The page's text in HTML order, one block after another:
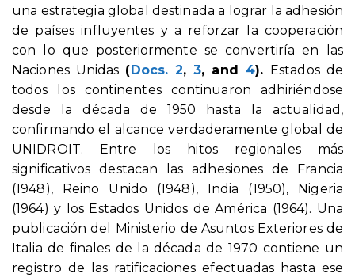
una estrategia global destinada a lograr la adhesión
de países influyentes y a reforzar la cooperación
con lo que posteriormente se convertiría en las
Naciones Unidas ( Docs. 2,3, and 4).
Estados de
todos los continentes continuaron adhiriéndose
desde la década de 1950 hasta la actualidad,
confirmando el alcance verdaderamente global de
UNIDROIT. Entre los hitos regionales más
significativos destacan las adhesiones de Francia
(1948), Reino Unido (1948), India (1950), Nigeria
(1964) y los Estados Unidos de América (1964). Una
publicación del Ministerio de Asuntos Exteriores de
Italia de finales de la década de 1970 contiene un
registro de las ratificaciones efectuadas hasta ese